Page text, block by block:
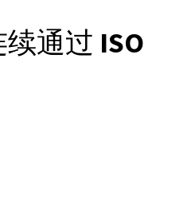
续通过 ISO